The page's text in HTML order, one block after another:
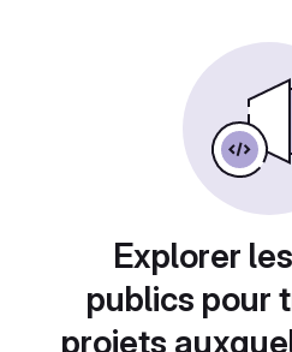
Explorer
publics pour
projets